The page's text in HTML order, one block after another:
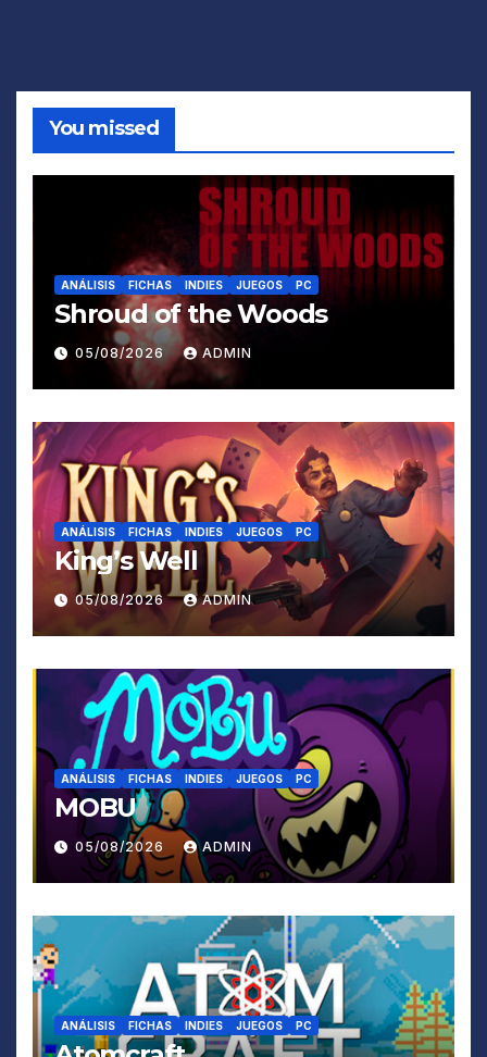
You missed
ANÁLISIS FICHAS INDIES JUEGOS PC
Shroud of the Woods
05/08/2026 ADMIN
ANÁLISIS FICHAS INDIES JUEGOS PC
King’s Well
05/08/2026 ADMIN
ANÁLISIS FICHAS INDIES JUEGOS PC
MOBU
05/08/2026 ADMIN
ANÁLISIS FICHAS INDIES JUEGOS PC